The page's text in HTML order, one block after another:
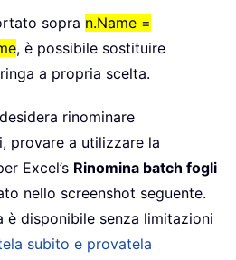
sopra n.Name =
, è possibile sostituire
a propria scelta.
rinominare
provare a utilizzare la
Excel’s Rinomina batch fogli
nello screenshot seguente.
è disponibile senza limitazioni
subito e provatela